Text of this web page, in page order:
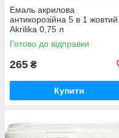
Емаль акрилова
антикорозійна 5 в 1 жовтий
Akrilika 0,75 л
Готово до відправки
265 ₴
Купити